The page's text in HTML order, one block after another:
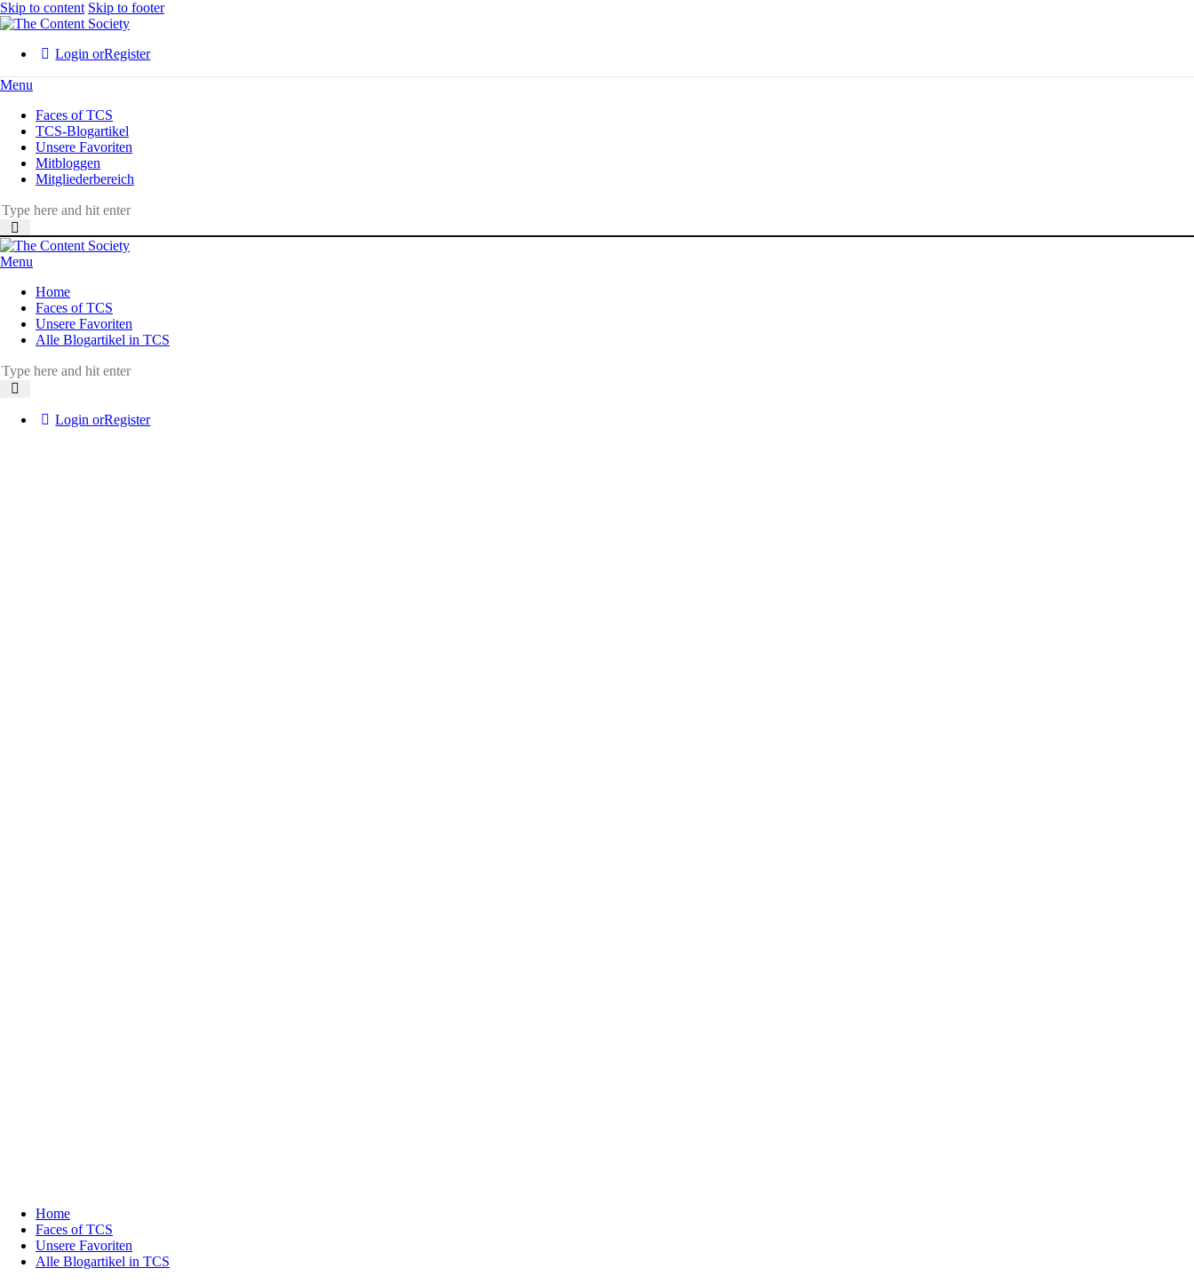
Skip to content Skip to footer
Login orRegister
Menu
Faces of TCS
TCS-Blogartikel
Unsere Favoriten
Mitbloggen
Mitgliederbereich
Menu
Home
Faces of TCS
Unsere Favoriten
Alle Blogartikel in TCS
Login orRegister
Home
Faces of TCS
Unsere Favoriten
Alle Blogartikel in TCS